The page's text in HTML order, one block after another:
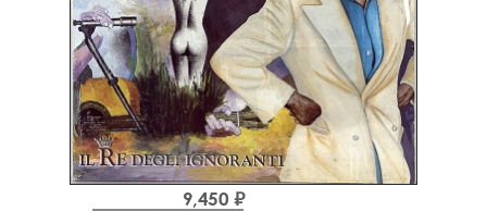
9,450 ₽